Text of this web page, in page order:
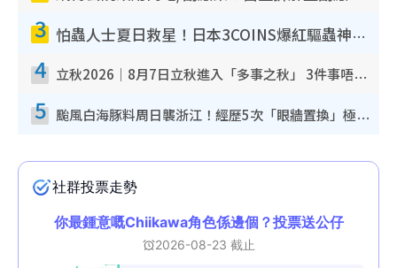
3 怕蟲人士夏日救星！日本3COINS爆紅驅蟲神器$45起 1招「全程免觸碰」輕鬆搞定小強
4 立秋2026｜8月7日立秋進入「多事之秋」 3件事唔做得！專家教6招開運 清枱頭／銀包納氣接好運
5 颱風白海豚料周日襲浙江！經歷5次「眼牆置換」極罕見 成登陸內地最長途颱風